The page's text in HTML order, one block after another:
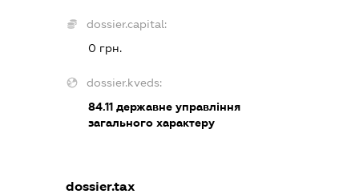
dossier.capital:
0 грн.
dossier.kveds:
84.11 державне управління
загального характеру
dossier.tax